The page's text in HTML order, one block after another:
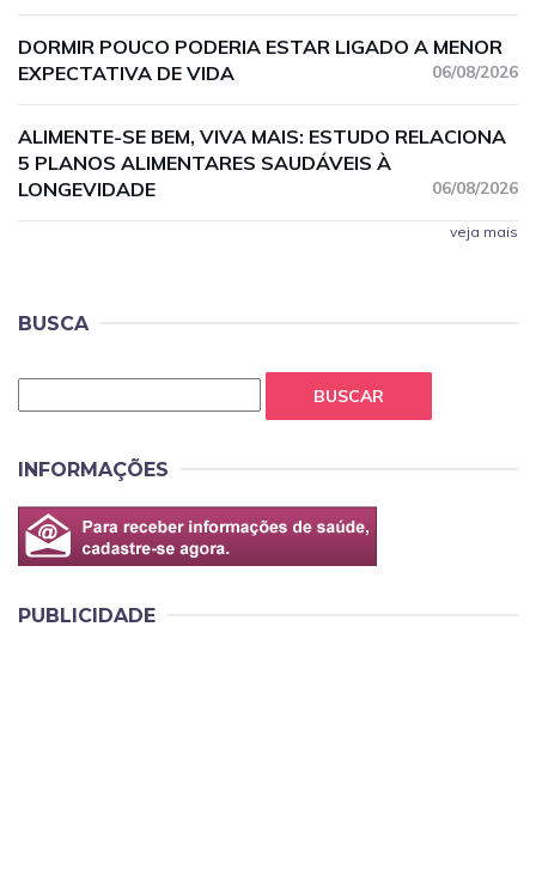
DORMIR POUCO PODERIA ESTAR LIGADO A MENOR
EXPECTATIVA DE VIDA
06/08/2026
ALIMENTE-SE BEM, VIVA MAIS: ESTUDO RELACIONA
5 PLANOS ALIMENTARES SAUDÁVEIS À
LONGEVIDADE
06/08/2026
veja mais
BUSCA
BUSCAR
INFORMAÇÕES
PUBLICIDADE